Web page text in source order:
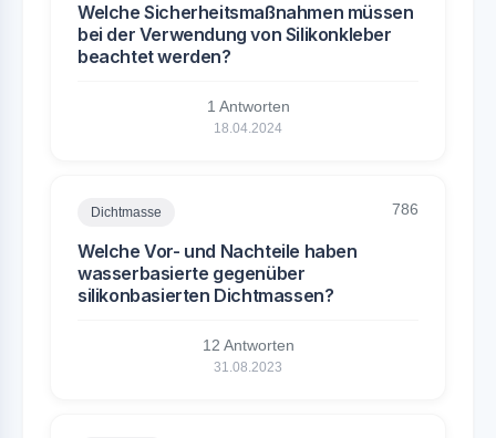
Welche Sicherheitsmaßnahmen müssen
bei der Verwendung von Silikonkleber
beachtet werden?
1 Antworten
18.04.2024
Dichtmasse 786
Welche Vor- und Nachteile haben
wasserbasierte gegenüber
silikonbasierten Dichtmassen?
12 Antworten
31.08.2023